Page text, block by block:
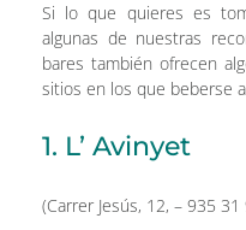
Si lo que quieres es
algunas de nuestras
bares también ofrecen
sitios en los que beberse
1. L’ Avinyet
(Carrer Jesús, 12, – 935